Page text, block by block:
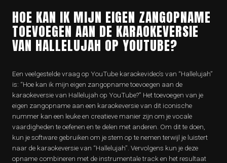
HOE KAN IK MIJN EIGEN ZANGOPNAME
TOEVOEGEN AAN DE KARAOKEVERSIE
VAN HALLELUJAH OP YOUTUBE?
Een veelgestelde vraag op YouTube karaokevideo’s van “Hallelujah”
is: “Hoe kan ik mijn eigen zangopname toevoegen aan de
karaokeversie van Hallelujah op YouTube?” Het toevoegen van je
eigen zangopname aan een karaokeversie van dit iconische
nummer kan een leuke en creatieve manier zijn om je vocale
vaardigheden te oefenen en te delen met anderen. Om dit te doen,
kun je software gebruiken om je stem op te nemen terwijl je luistert
naar de karaokeversie van “Hallelujah”. Vervolgens kun je deze
opname combineren met de instrumentale track en het resultaat